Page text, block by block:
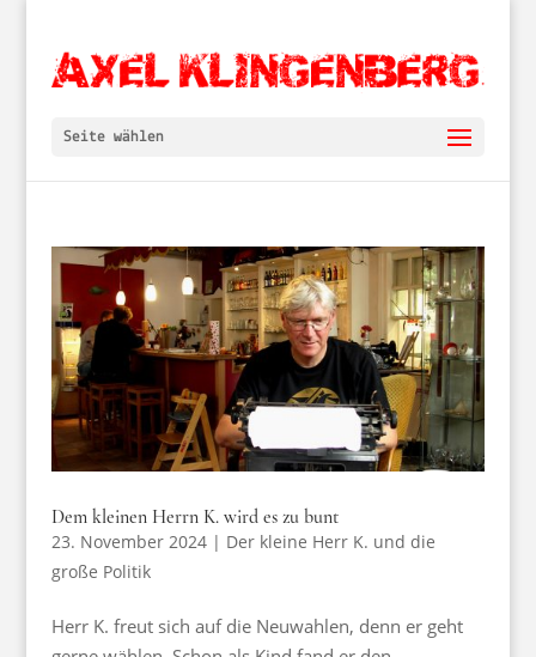
Seite wählen
Dem kleinen Herrn K. wird es zu bunt
23. November 2024| Der kleine Herr K. und die
große Politik
Herr K. freut sich auf die Neuwahlen, denn er geht